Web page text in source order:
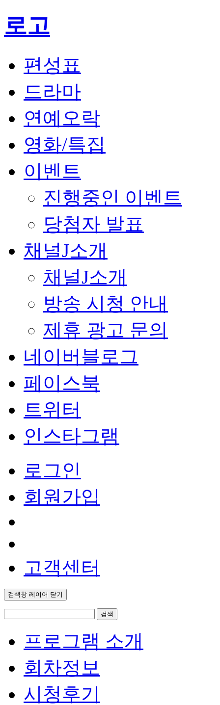
로고
편성표
드라마
연예오락
영화/특집
이벤트
진행중인 이벤트
당첨자 발표
채널J소개
채널J소개
방송 시청 안내
제휴 광고 문의
네이버블로그
페이스북
트위터
인스타그램
로그인
회원가입
고객센터
검색창 레이어 닫기
검색
프로그램 소개
회차정보
시청후기